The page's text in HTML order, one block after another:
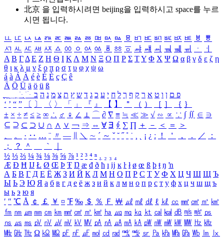
北京 을 입력하시려면 beijing을 입력하시고 space를 누르
시면 됩니다.
ㅥ ㅦ ㅧ ㅨ ㅩ ㅪ ㅫ ㅬ ㅭ ㅮ ㅯ ㅰ ㅱ ㅲ ㅳ ㅴ ㅵ ㅶ ㅷ ㅸ
ㅹ
ㅺ ㅻ ㅼ ㅽ ㅾ ㅿ ㆀ ㆁ ㆂ ㆃ ㆄ ㆅ ㆆ ㆇ ㆈ ㆉ ㆊ ㆋ ㆌ ㆍ
ㆎ
Α Β ΓΔ Ε Ζ Η Θ Ι ΚΛ Μ Ν Ξ Ο Π Ρ Σ ΤΥ Φ Χ Ψ Ω α β γ δ ε ζ η
θ ι κ λ μ ν ξ ο π ρ σ τ υ φ χ ψ ω
á à Á À é è É È ç Ç ê
Ä Ö Ü ä ö ü ß
ִֶֹ ֻּ ׁׂ פ ם ן ו ט א ר ק ף ך ל ח י ע כ ג ד ש ץ ת צ מ נ ה ב
‘ ’ “ ” 〔 〕 〈 〉 「 」 『 』 【 】 ＂ （ ） ［ ］ ｛ ｝
± × ÷ ≠ ≤ ≥ ∞ ∴ ♂ ♀ ∠ ⊥ ⌒ ∂ ∇ ≡ ≒ ≪ ≫ √ ∽ ∝ ∵ ∫ ∬ ∈ ∋
⊆ ⊇ ⊂ ⊃ ∪ ∩ ∧ ∨ ￢ ⇒ ⇔ ∀ ∃ ∮ ∑ ∏ ＋ － ＜ ＝
＞
、
。 · ‥ … ¨ 〃 ― ＼ ∼ ´ ～ ˇ ˘ ˝ ˚ ˙ ¸ ¡ ¿ ː ！ ＇ ， ． ／
：
；
？ ＾ ｀
½ ⅓ ⅔ ¼ ¾ ⅛ ⅜ ⅝ ⅞ ¹ ² ³ ⁴ ⁿ ₁ ₂ ₃ ₄
Æ Ð Ħ Ĳ Ł Ø Œ Þ Ŧ Ŋ æ đ ð ħ ı ĳ ĸ ŀ ł ø œ ß þ ŧ ŋ ŉ
А Б В Г Д Е Ё Ж З И Й К Л М Н О П Р С Т У Ф Х Ц Ч Ш Щ Ъ
Ы Ь Э Ю Я а б в г д е ё ж з и й к л м н о п р с т у ф х ц ч ш щ ъ
ы ь э ю я
′ ″ ℃ Å ￠ ￡ ￥ ¤ ℉ ‰ ＄ ％ Ｆ ￦ ㎕ ㎖ ㎗ ℓ ㎘ ㏄ ㎣ ㎤ ㎥ ㎦
㎙ ㎚ ㎛ ㎜ ㎝ ㎞ ㎟ ㎠ ㎡ ㎢ ㏊ ㎍ ㎎ ㎏ ㏏ ㎈ ㎉ ㏈ ㎧ ㎨ ㎰
㎱ ㎲ ㎳ ㎴ ㎵ ㎶ ㎷ ㎸ ㎹ ㎀ ㎁ ㎂ ㎃ ㎄ ㎺ ㎻ ㎽ ㎾ ㎿ ㎐ ㎑
㎒ ㎓ ㎔ Ω ㏀ ㏁ ㎊ ㎋ ㎌ ㏖ ㏅ ㎭ ㎮ ㎯ ㏛ ㎩ ㎪ ㎫ ㎬ ㏝ ㏐
㏓